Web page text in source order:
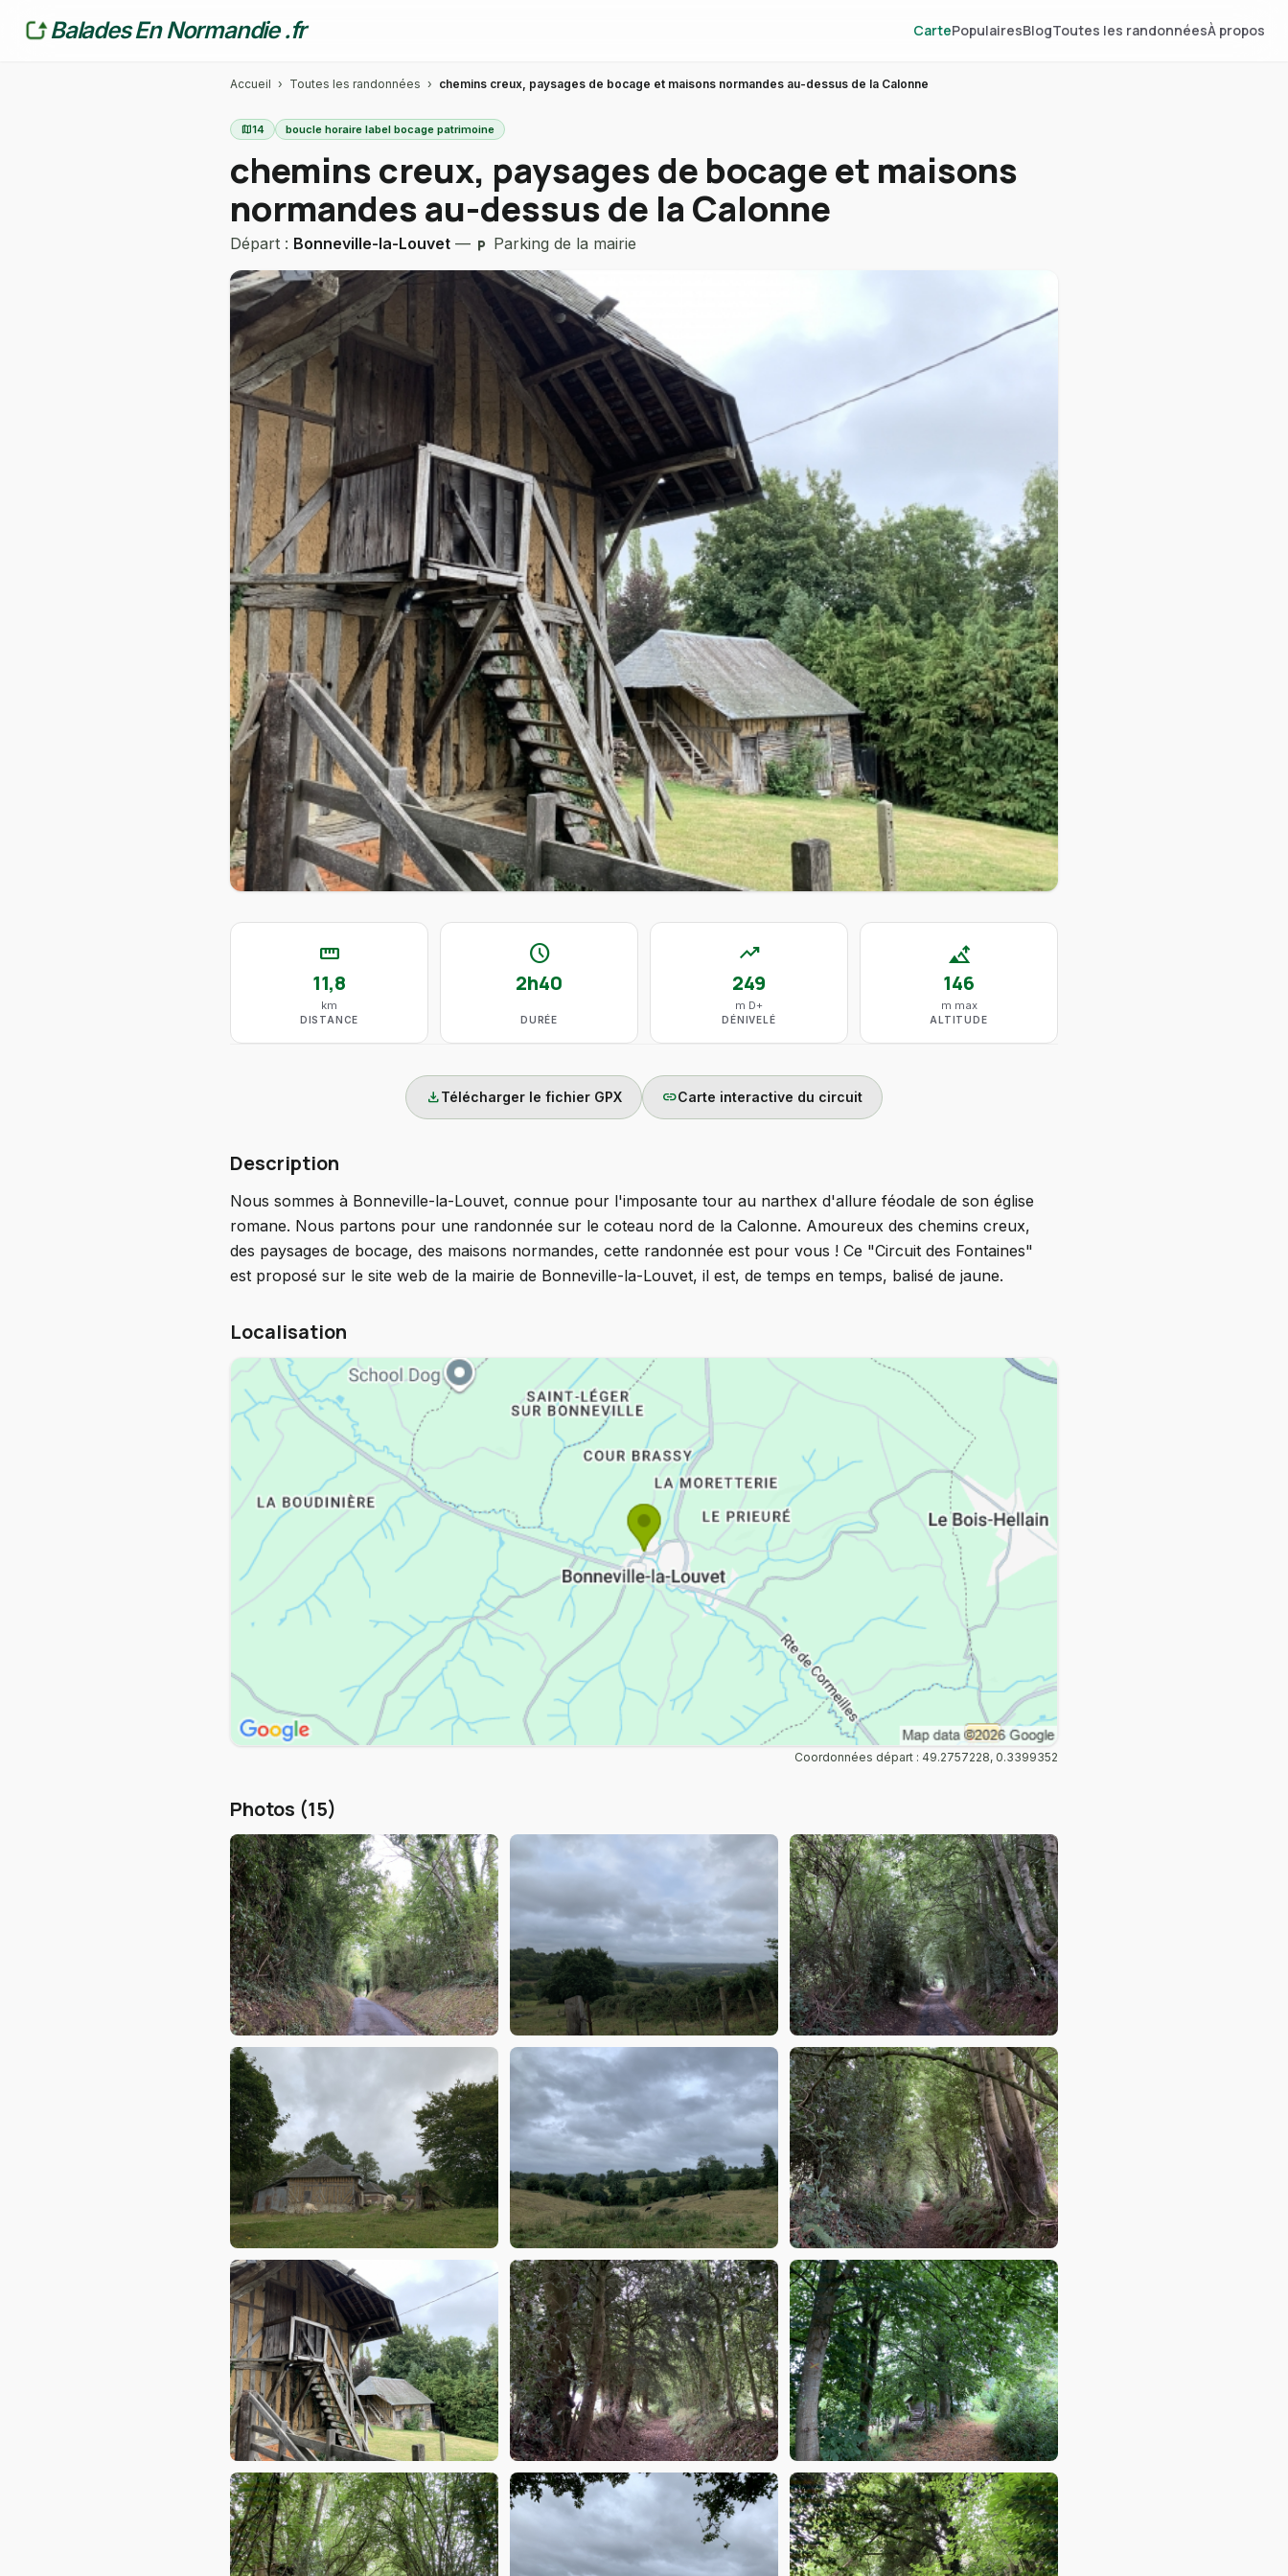
Balades En Normandie .fr CartePopulairesBlogToutes les randonnéesÀ propos
Accueil › Toutes les randonnées › chemins creux, paysages de bocage et maisons normandes au-dessus de la Calonne
map14 boucle horaire label bocage patrimoine
chemins creux, paysages de bocage et maisons
normandes au-dessus de la Calonne
Départ : Bonneville-la-Louvet — local_parking Parking de la mairie
straighten
11,8
km
DISTANCE
schedule
2h40
DURÉE
trending_up
249
m D+
DÉNIVELÉ
altitude
146
m max
ALTITUDE
downloadTélécharger le fichier GPX linkCarte interactive du circuit
Description
Nous sommes à Bonneville-la-Louvet, connue pour l'imposante tour au narthex d'allure féodale de son église
romane. Nous partons pour une randonnée sur le coteau nord de la Calonne. Amoureux des chemins creux,
des paysages de bocage, des maisons normandes, cette randonnée est pour vous ! Ce "Circuit des Fontaines"
est proposé sur le site web de la mairie de Bonneville-la-Louvet, il est, de temps en temps, balisé de jaune.
Localisation
Coordonnées départ : 49.2757228, 0.3399352
Photos (15)